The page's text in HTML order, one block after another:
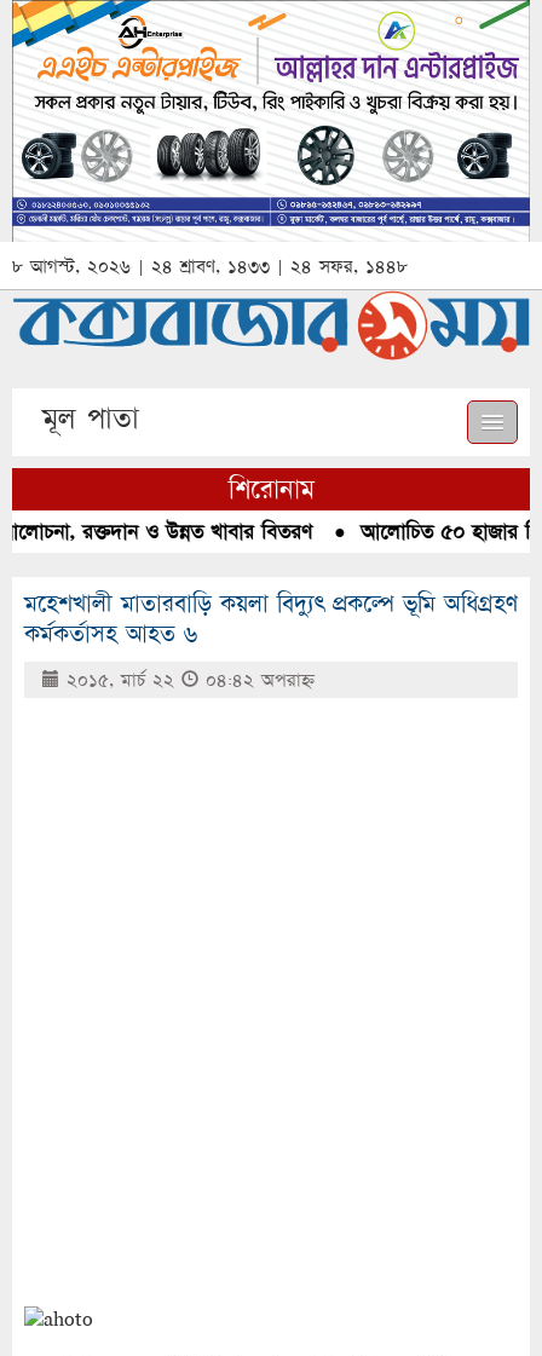
৮ আগস্ট, ২০২৬ | ২৪ শ্রাবণ, ১৪৩৩ | ২৪ সফর, ১৪৪৮
মূল পাতা
শিরোনাম
রক্তদান ও উন্নত খাবার বিতরণ● আলোচিত ৫০ হাজার
মহেশখালী মাতারবাড়ি কয়লা বিদ্যুৎ প্রকল্পে ভূমি অধিগ্রহণ
কর্মকর্তাসহ আহত ৬
২০১৫, মার্চ ২২ ০৪:৪২ অপরাহ্ণ